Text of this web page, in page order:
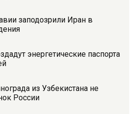
заподозрили Иран в
энергетические паспорта
из Узбекистана не
России